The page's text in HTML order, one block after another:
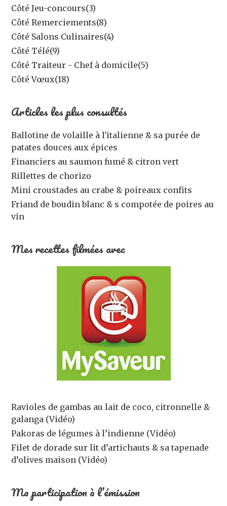
Côté Jeu-concours(3)
Côté Remerciements(8)
Côté Salons Culinaires(4)
Côté Télé(9)
Côté Traiteur - Chef à domicile(5)
Côté Vœux(18)
Articles les plus consultés
Ballotine de volaille à l'italienne & sa purée de
patates douces aux épices
Financiers au saumon fumé & citron vert
Rillettes de chorizo
Mini croustades au crabe & poireaux confits
Friand de boudin blanc & s compotée de poires au
vin
Mes recettes filmées avec
Ravioles de gambas au lait de coco, citronnelle &
galanga (Vidéo)
Pakoras de légumes à l’indienne (Vidéo)
Filet de dorade sur lit d’artichauts & sa tapenade
d’olives maison (Vidéo)
Ma participation à l’émission